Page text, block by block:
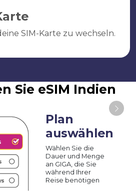
SIM-Karte zu wechseln.
Sie eSIM Indien
Plan
auswählen
Wählen Sie die
Dauer und Menge
an GIGA, die Sie
während Ihrer
Reise benötigen